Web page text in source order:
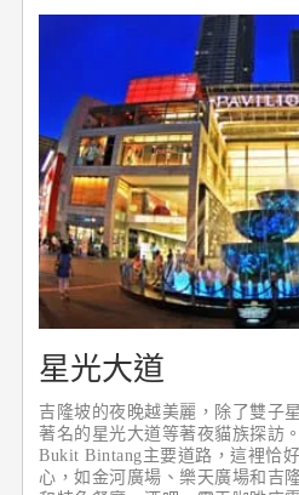
星光大道
吉隆坡的夜晚越美麗，除了雙子
著名的星光大道等著夜貓族探訪
Bukit Bintang主要道路，這裡恰
心，如金河廣場、樂天廣場和吉